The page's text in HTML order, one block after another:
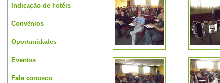
Indicação de hotéis
Convênios
Oportunidades
Eventos
Fale conosco